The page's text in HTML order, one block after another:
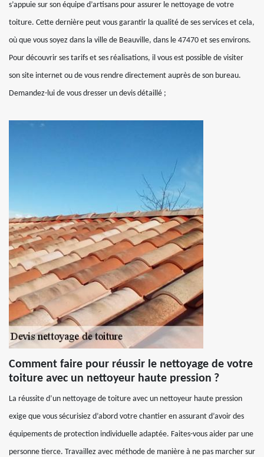
s’appuie sur son équipe d’artisans pour assurer le nettoyage de votre
toiture. Cette dernière peut vous garantir la qualité de ses services et cela,
où que vous soyez dans la ville de Beauville, dans le 47470 et ses environs.
Pour découvrir ses tarifs et ses réalisations, il vous est possible de visiter
son site internet ou de vous rendre directement auprès de son bureau.
Demandez-lui de vous dresser un devis détaillé ;
Comment faire pour réussir le nettoyage de votre
toiture avec un nettoyeur haute pression ?
La réussite d’un nettoyage de toiture avec un nettoyeur haute pression
exige que vous sécurisiez d’abord votre chantier en assurant d’avoir des
équipements de protection individuelle adaptée. Faites-vous aider par une
personne tierce. Travaillez avec méthode de manière à ne pas marcher sur